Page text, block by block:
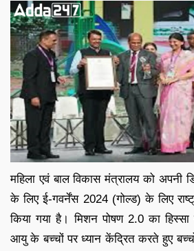
महिला एवं बाल विकास मंत्रालय को अपनी
के लिए ई-गवर्नेंस 2024 (गोल्ड) के लिए
किया गया है। मिशन पोषण 2.0 का
आयु के बच्चों पर ध्यान केंद्रित करते हुए